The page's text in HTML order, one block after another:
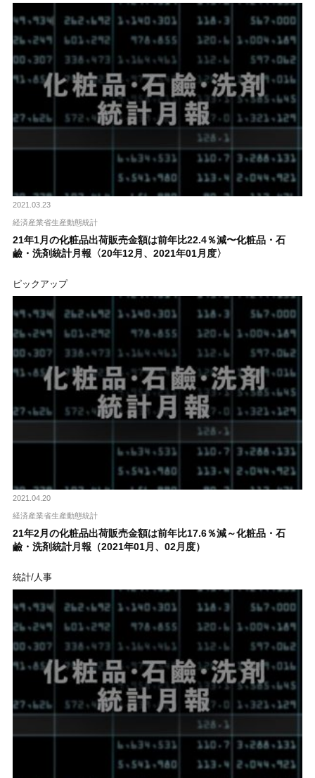
2021.03.23
経済産業省生産動態統計
21年1月の化粧品出荷販売金額は前年比22.4％減〜化粧品・石
鹼・洗剤統計月報〈20年12月、2021年01月度〉
ピックアップ
2021.04.20
経済産業省生産動態統計
21年2月の化粧品出荷販売金額は前年比17.6％減～化粧品・石
鹼・洗剤統計月報（2021年01月、02月度）
統計/人事